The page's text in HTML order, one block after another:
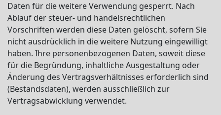
Daten für die weitere Verwendung gesperrt. Nach
Ablauf der steuer- und handelsrechtlichen
Vorschriften werden diese Daten gelöscht, sofern Sie
nicht ausdrücklich in die weitere Nutzung eingewilligt
haben. Ihre personenbezogenen Daten, soweit diese
für die Begründung, inhaltliche Ausgestaltung oder
Änderung des Vertragsverhältnisses erforderlich sind
(Bestandsdaten), werden ausschließlich zur
Vertragsabwicklung verwendet.